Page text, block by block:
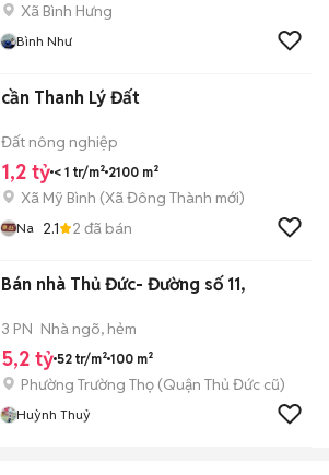
Xã Bình Hưng
Bình Như
cần Thanh Lý Đất
Đất nông nghiệp
1,2 tỷ < 1 tr/m² 2100 m²
Xã Mỹ Bình (Xã Đông Thành mới)
Na 2.1 2 đã bán
Bán nhà Thủ Đức- Đường số 11,
3 PN Nhà ngõ, hẻm
5,2 tỷ 52 tr/m² 100 m²
Phường Trường Thọ (Quận Thủ Đức cũ)
Huỳnh Thuỷ